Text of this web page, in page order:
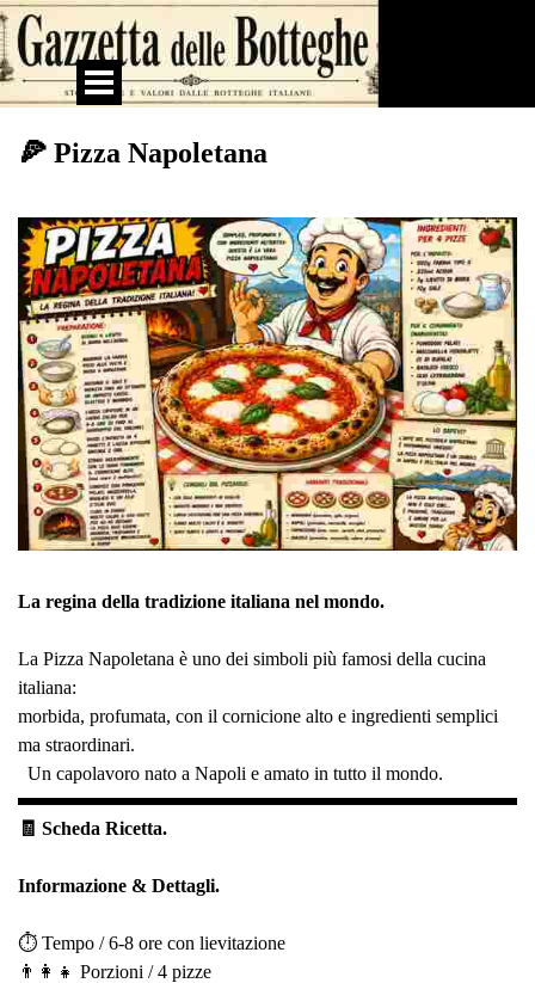
Vai ai contenuti
Salta menù
🍕 Pizza Napoletana
La regina della tradizione italiana nel mondo.
La Pizza Napoletana è uno dei simboli più famosi della cucina
italiana:
morbida, profumata, con il cornicione alto e ingredienti semplici
ma straordinari.
Un capolavoro nato a Napoli e amato in tutto il mondo.
🧾 Scheda Ricetta.
Informazione & Dettagli.
⏱️ Tempo / 6-8 ore con lievitazione
👨‍👩‍👧 Porzioni / 4 pizze